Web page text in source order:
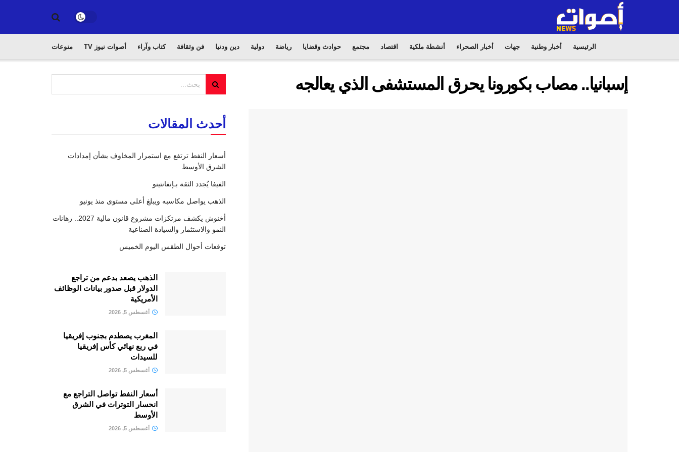
الرئيسية أخبار وطنية جهات أخبار الصحراء أنشطة ملكية اقتصاد مجتمع حوادث وقضايا رياضة دولية دين ودنيا فن وثقافة كتاب وآراء أصوات نيوز TV منوعات
إسبانيا.. مصاب بكورونا يحرق المستشفى الذي يعالجه
أحدث المقالات
أسعار النفط ترتفع مع استمرار المخاوف بشأن إمدادات
الشرق الأوسط
الفيفا يُجدد الثقة بـإنفانتينو
الذهب يواصل مكاسبه ويبلغ أعلى مستوى منذ يونيو
أخنوش يكشف مرتكزات مشروع قانون مالية 2027.. رهانات
النمو والاستثمار والسيادة الصناعية
توقعات أحوال الطقس اليوم الخميس
الذهب يصعد بدعم من تراجع
الدولار قبل صدور بيانات الوظائف
الأمريكية
أغسطس 5, 2026
المغرب يصطدم بجنوب إفريقيا
في ربع نهائي كأس إفريقيا
للسيدات
أغسطس 5, 2026
أسعار النفط تواصل التراجع مع
انحسار التوترات في الشرق
الأوسط
أغسطس 5, 2026